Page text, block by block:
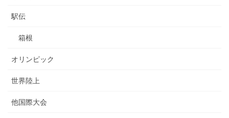
駅伝
箱根
オリンピック
世界陸上
他国際大会